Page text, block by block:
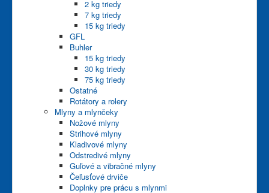
2 kg triedy
7 kg triedy
15 kg triedy
GFL
Buhler
15 kg triedy
30 kg triedy
75 kg triedy
Ostatné
Rotátory a rolery
Mlyny a mlynčeky
Nožové mlyny
Strihové mlyny
Kladivové mlyny
Odstredivé mlyny
Guľové a vibračné mlyny
Čeľusťové drviče
Doplnky pre prácu s mlynmi